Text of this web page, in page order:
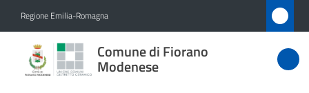
Regione Emilia-Romagna
Comune di Fiorano
Modenese
Comune
di Fiorano